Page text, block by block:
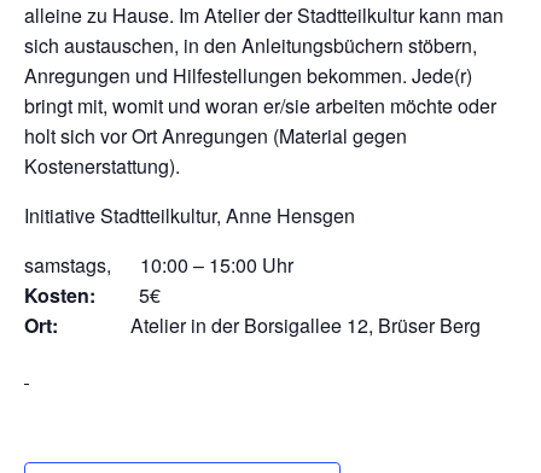
alleine zu Hause. Im Atelier der Stadtteilkultur kann man
sich austauschen, in den Anleitungsbüchern stöbern,
Anregungen und Hilfestellungen bekommen. Jede(r)
bringt mit, womit und woran er/sie arbeiten möchte oder
holt sich vor Ort Anregungen (Material gegen
Kostenerstattung).
Initiative Stadtteilkultur, Anne Hensgen
samstags, 10:00 – 15:00 Uhr
Kosten: 5€
Ort: Atelier in der Borsigallee 12, Brüser Berg